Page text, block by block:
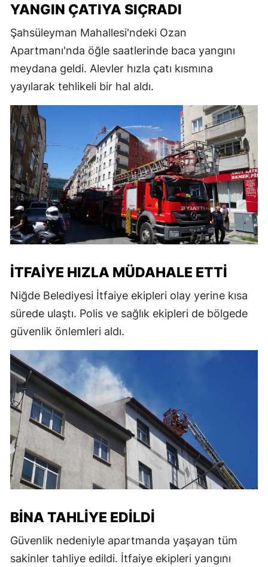
YANGIN ÇATIYA SIÇRADI
Şahsüleyman Mahallesi'ndeki Ozan
Apartmanı'nda öğle saatlerinde baca yangını
meydana geldi. Alevler hızla çatı kısmına
yayılarak tehlikeli bir hal aldı.
İTFAIYE HIZLA MÜDAHALE ETTI
Niğde Belediyesi İtfaiye ekipleri olay yerine kısa
sürede ulaştı. Polis ve sağlık ekipleri de bölgede
güvenlik önlemleri aldı.
BINA TAHLIYE EDILDI
Güvenlik nedeniyle apartmanda yaşayan tüm
sakinler tahliye edildi. İtfaiye ekipleri yangını